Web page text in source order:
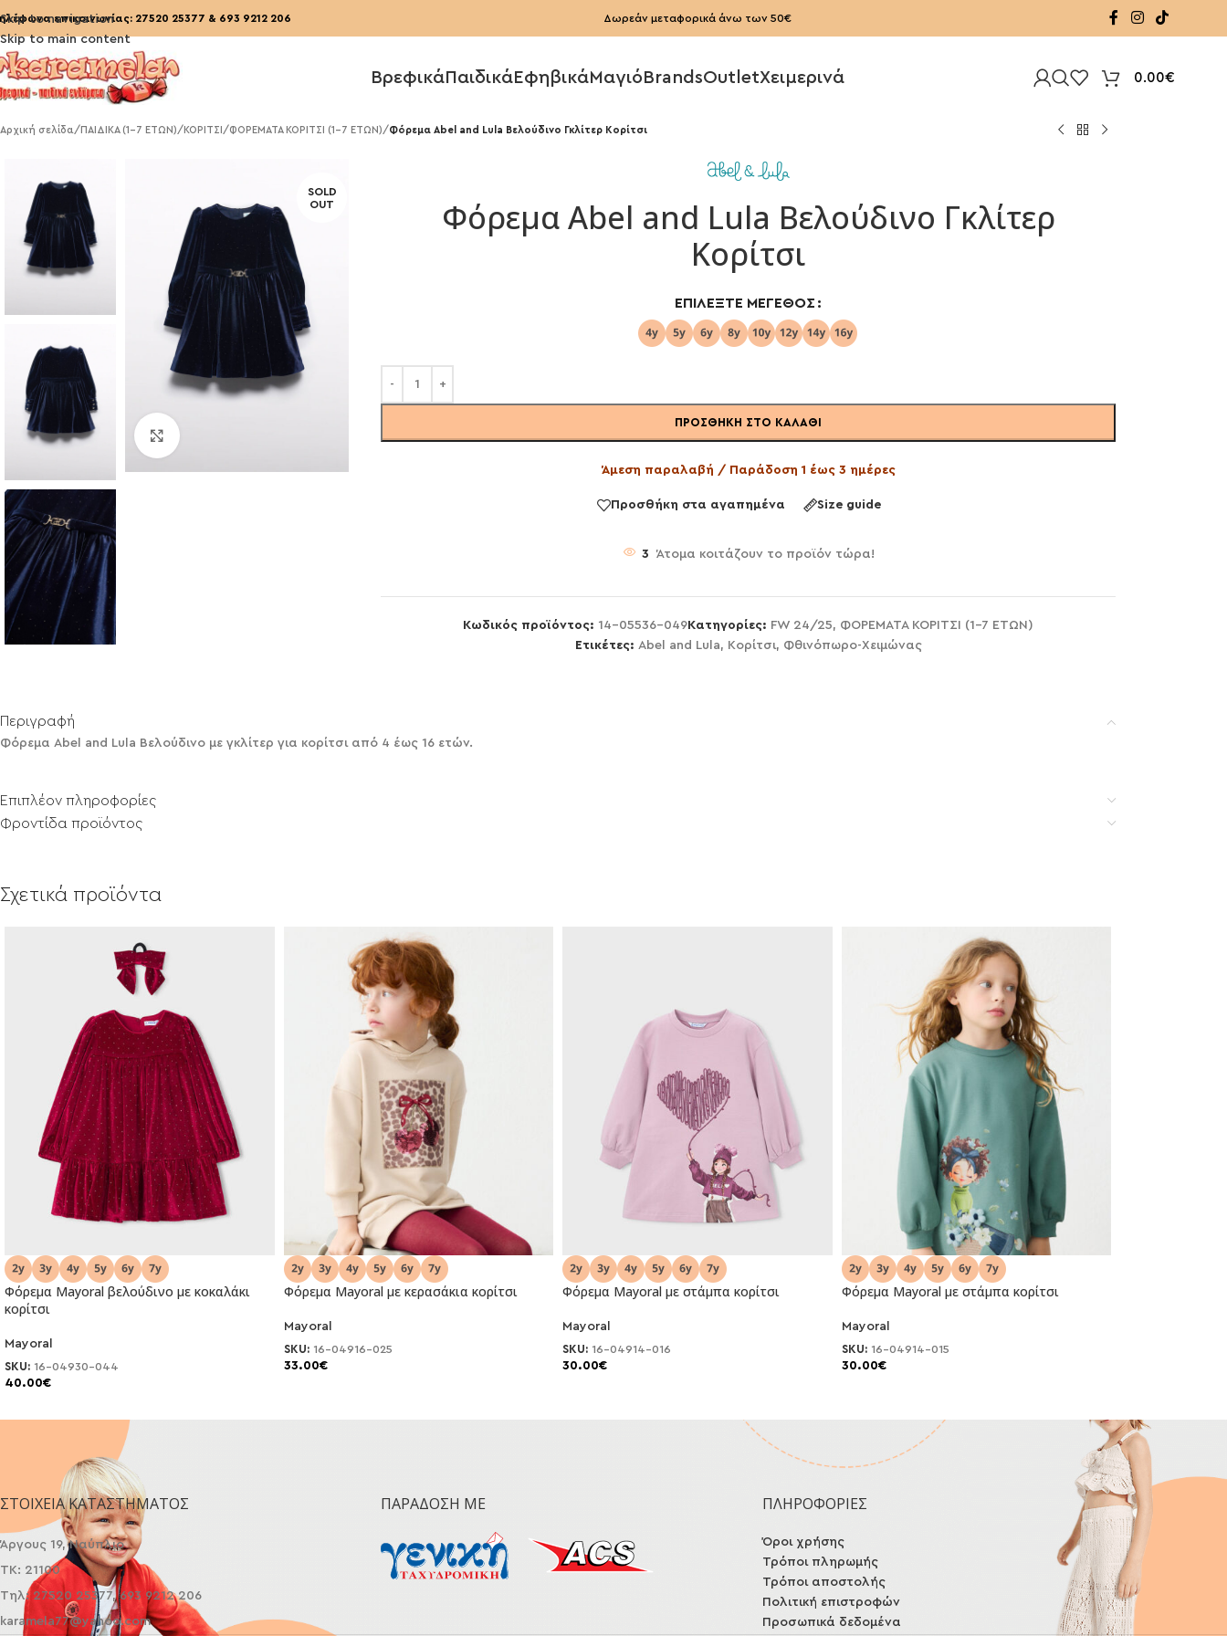
Skip to navigation
Skip to main content
επικοινωνίας: 27520 25377 & 693 9212 206 Δωρεάν μεταφορικά άνω των 50€
Βρεφικά Παιδικά ΕφηβικάΜαγιό BrandsOutletΧειμερινά 0.00€
Αρχική σελίδα/ ΠΑΙΔΙΚΑ (1-7 ΕΤΩΝ)/ ΚΟΡΙΤΣΙ /ΦΟΡΕΜΑΤΑ ΚΟΡΙΤΣΙ (1-7 ΕΤΩΝ)/Φόρεμα Abel and Lula Βελούδινο Γκλίτερ Κορίτσι
SOLD
OUT
Φόρεμα Abel and Lula Βελούδινο Γκλίτερ
Κορίτσι
ΕΠΙΛΈΞΤΕ ΜΈΓΕΘΟΣ
ΠΡΟΣΘΉΚΗ ΣΤΟ ΚΑΛΆΘΙ
Άμεση παραλαβή / Παράδοση 1 έως 3 ημέρες
Προσθήκη στα αγαπημένα Size guide
3 Άτομα κοιτάζουν το προϊόν τώρα!
Κωδικός προϊόντος: 14-05536-049 Κατηγορίες: FW 24/25, ΦΟΡΕΜΑΤΑ ΚΟΡΙΤΣΙ (1-7 ΕΤΩΝ)
Ετικέτες: Abel and Lula, Κορίτσι, Φθινόπωρο-Χειμώνας
Περιγραφή
Φόρεμα Abel and Lula Βελούδινο με γκλίτερ για κορίτσι από 4 έως 16 ετών.
Επιπλέον πληροφορίες
Φροντίδα προϊόντος
Σχετικά προϊόντα
Φόρεμα Mayoral βελούδινο με κοκαλάκι
κορίτσι
Mayoral
SKU: 16-04930-044
40.00€
NEO
Φόρεμα Mayoral με κερασάκια κορίτσι
Mayoral
SKU: 16-04916-025
33.00€
NEO
Φόρεμα Mayoral με στάμπα κορίτσι
Mayoral
SKU: 16-04914-016
30.00€
NEO
Φόρεμα Mayoral με στάμπα κορίτσι
Mayoral
SKU: 16-04914-015
30.00€
ΣΤΟΙΧΕΊΑ ΚΑΤΑΣΤΉΜΑΤΟΣ
Άργους 19, Ναύπλιο
ΤΚ: 21100
Τηλ: 27520 25377, 693 9212 206
karamela77@yahoo.com
ΠΑΡΆΔΟΣΗ ΜΕ ΠΛΗΡΟΦΟΡΙΕΣ
Όροι χρήσης
Τρόποι πληρωμής
Τρόποι αποστολής
Πολιτική επιστροφών
Προσωπικά δεδομένα